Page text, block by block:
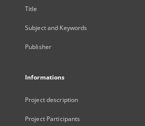
Title
Subject and Keywords
Publisher
Informations
Project description
Project Participants